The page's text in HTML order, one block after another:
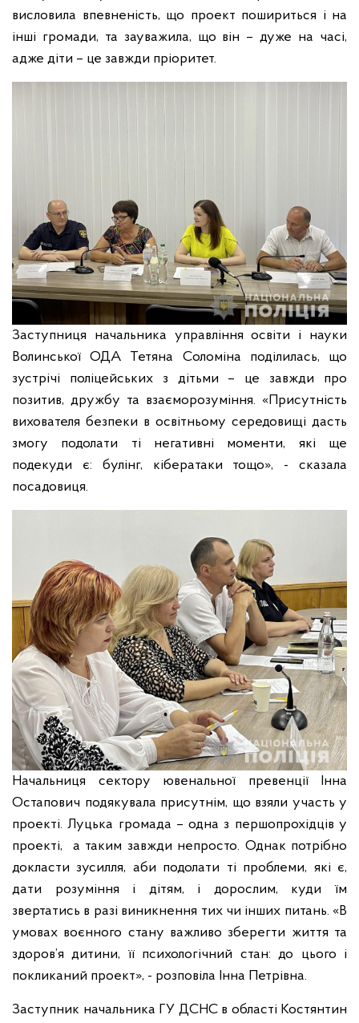
висловила впевненість, що проект пошириться і на
інші громади, та зауважила, що він – дуже на часі,
адже діти – це завжди пріоритет.
Заступниця начальника управління освіти і науки
Волинської ОДА Тетяна Соломіна поділилась, що
зустрічі поліцейських з дітьми – це завжди про
позитив, дружбу та взаєморозуміння. «Присутність
вихователя безпеки в освітньому середовищі дасть
змогу подолати ті негативні моменти, які ще
подекуди є: булінг, кібератаки тощо», - сказала
посадовиця.
Начальниця сектору ювенальної превенції Інна
Остапович подякувала присутнім, що взяли участь у
проекті. Луцька громада – одна з першопрохідців у
проекті, а таким завжди непросто. Однак потрібно
докласти зусилля, аби подолати ті проблеми, які є,
дати розуміння і дітям, і дорослим, куди їм
звертатись в разі виникнення тих чи інших питань. «В
умовах воєнного стану важливо зберегти життя та
здоров’я дитини, її психологічний стан: до цього і
покликаний проект», - розповіла Інна Петрівна.
Заступник начальника ГУ ДСНС в області Костянтин